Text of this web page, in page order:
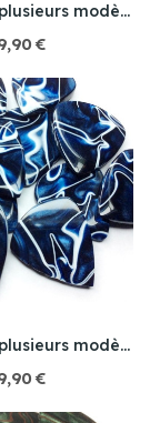
1x Kirinite, plusieurs modèles
€
1x Kirinite, plusieurs modèles
€